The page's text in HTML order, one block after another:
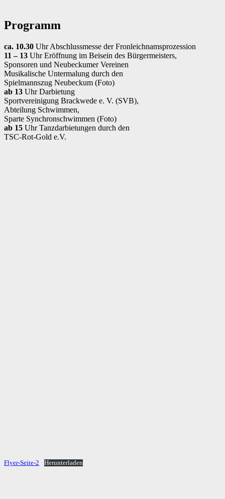
Programm
ca. 10.30 Uhr Abschlussmesse der Fronleichnamsprozession
11 – 13 Uhr Eröffnung im Beisein des Bürgermeisters,
Sponsoren und Neubeckumer Vereinen
Musikalische Untermalung durch den
Spielmannszug Neubeckum (Foto)
ab 13 Uhr Darbietung
Sportvereinigung Brackwede e. V. (SVB),
Abteilung Schwimmen,
Sparte Synchronschwimmen (Foto)
ab 15 Uhr Tanzdarbietungen durch den
TSC-Rot-Gold e.V.
Flyer-Seite-2 Herunterladen